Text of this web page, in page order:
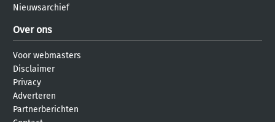
Nieuwsarchief
Over ons
Voor webmasters
Disclaimer
Privacy
Adverteren
Partnerberichten